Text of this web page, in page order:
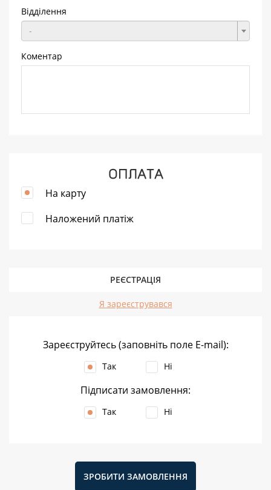
Відділення
-
Коментар
ОПЛАТА
На карту
Наложений платіж
РЕЄСТРАЦІЯ
Я зареєструвався
Зареєструйтесь (заповніть поле E-mail):
Так Ні
Підписати замовлення:
Так Ні
ЗРОБИТИ ЗАМОВЛЕННЯ